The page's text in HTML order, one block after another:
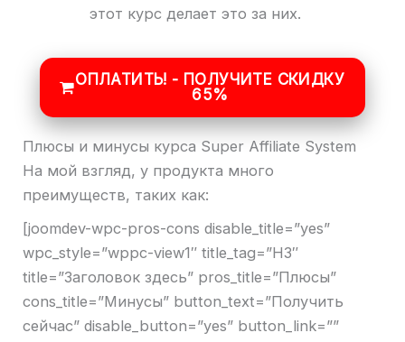
этот курс делает это за них.
ОПЛАТИТЬ! - ПОЛУЧИТЕ СКИДКУ
65%
Плюсы и минусы курса Super Affiliate System
На мой взгляд, у продукта много
преимуществ, таких как:
[joomdev-wpc-pros-cons disable_title=”yes”
wpc_style=”wppc-view1″ title_tag=”H3″
title=”Заголовок здесь” pros_title=”Плюсы”
cons_title=”Минусы” button_text=”Получить
сейчас” disable_button=”yes” button_link=””